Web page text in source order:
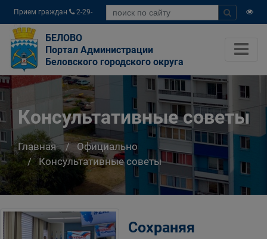
Прием граждан
2-29-
04
БЕЛОВО
Портал Администрации
Беловского городского округа
Консультативные советы
Главная
Официально
Консультативные советы
Сохраняя